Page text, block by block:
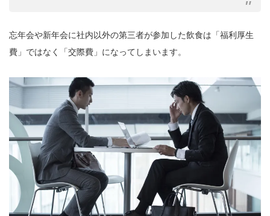
忘年会や新年会に社内以外の第三者が参加した飲食は「福利厚生
費」ではなく「交際費」になってしまいます。